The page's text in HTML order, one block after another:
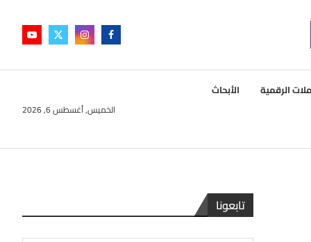
الرقمية الأبحاث
الخميس, أغسطس 6, 2026
تابعونا